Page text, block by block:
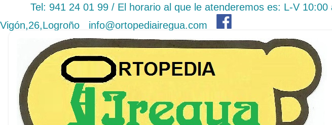
Tel: 941 24 01 99 / El horario al que le atenderemos es: L-V
Vigón,26,Logroño
info@ortopediairegua.com